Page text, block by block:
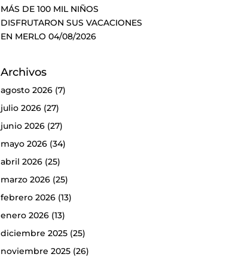
MÁS DE 100 MIL NIÑOS
DISFRUTARON SUS VACACIONES
EN MERLO 04/08/2026
Archivos
agosto 2026(7)
julio 2026(27)
junio 2026(27)
mayo 2026(34)
abril 2026(25)
marzo 2026(25)
febrero 2026(13)
enero 2026(13)
diciembre 2025(25)
noviembre 2025(26)